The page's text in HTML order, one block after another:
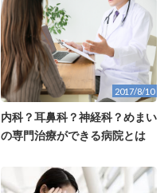
2017/8/10
内科？耳鼻科？神経科？めまい
の専門治療ができる病院とは